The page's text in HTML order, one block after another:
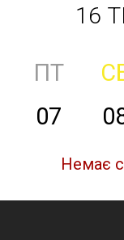
16
ПТ
07
Немає